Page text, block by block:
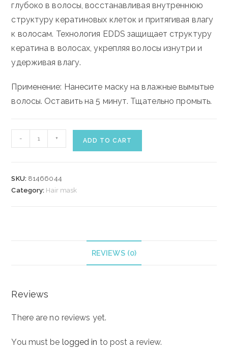
глубоко в волосы, восстанавливая внутреннюю
структуру кератиновых клеток и притягивая влагу
к волосам. Технология EDDS защищает структуру
кератина в волосах, укрепляя волосы изнутри и
удерживая влагу.
Применение: Нанесите маску на влажные вымытые
волосы. Оставить на 5 минут. Тщательно промыть.
ELEMENTS
- + ADD TO CART
SKU: 81466044
Category: Hair mask
REVIEWS (0)
Reviews
There are no reviews yet.
You must be logged in to post a review.